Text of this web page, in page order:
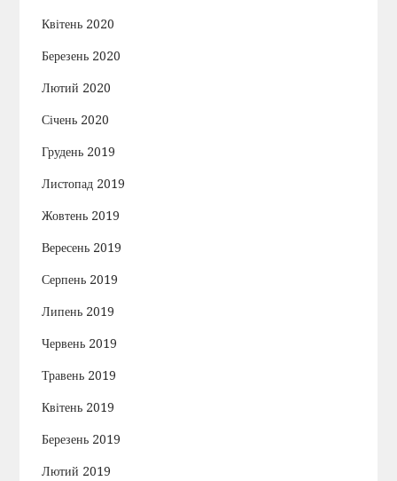
Квітень 2020
Березень 2020
Лютий 2020
Січень 2020
Грудень 2019
Листопад 2019
Жовтень 2019
Вересень 2019
Серпень 2019
Липень 2019
Червень 2019
Травень 2019
Квітень 2019
Березень 2019
Лютий 2019